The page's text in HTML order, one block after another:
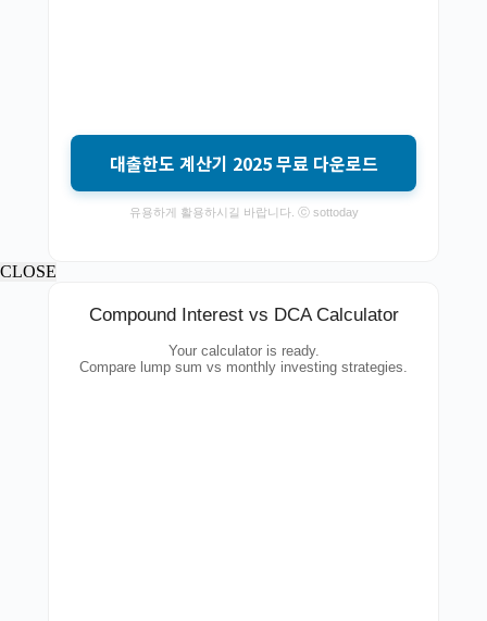
대출한도 계산기 2025 무료 다운로드
유용하게 활용하시길 바랍니다. ⓒ sottoday
CLOSE
Compound Interest vs DCA Calculator
Your calculator is ready.
Compare lump sum vs monthly investing strategies.